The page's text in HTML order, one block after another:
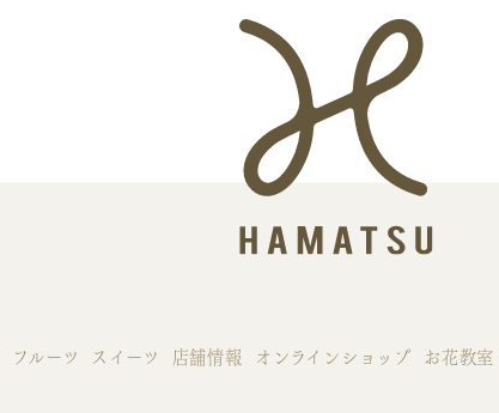
フルーツ スイーツ 店舗情報 オンラインショップ お花教室